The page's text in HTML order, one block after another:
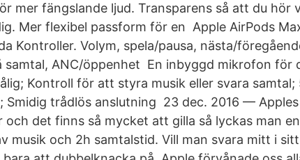
mer fängslande ljud. Transparens så att du hör
Mer flexibel passform för en Apple AirPods
Kontroller. Volym, spela/​pausa, nästa/
samtal, ANC/öppenhet En inbyggd mikrofon för
Kontroll för att styra musik eller svara samtal;
Smidig trådlös anslutning 23 dec. 2016 —
och det finns så mycket att gilla så lyckas man
musik och 2h samtalstid. Vill man svara mitt i sitt